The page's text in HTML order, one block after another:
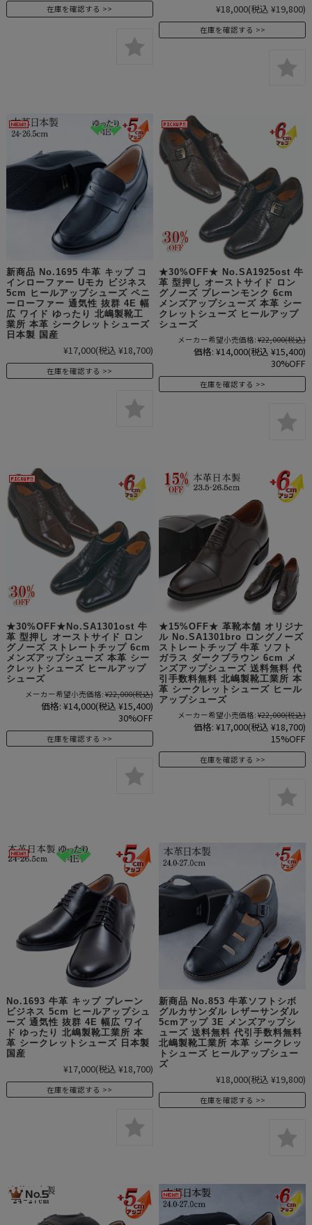
在庫を確認する ¥18,000(税込 ¥19,800)
在庫を確認する
新商品 No.1695 牛革 キップ コ
インローファー Uモカ ビジネス
5cm ヒールアップシューズ ペニ
ーローファー 通気性 抜群 4E 幅
広 ワイド ゆったり 北嶋製靴工
業所 本革 シークレットシューズ
日本製 国産
¥17,000(税込 ¥18,700)
在庫を確認する
★30%OFF★ No.SA1925ost 牛
革 型押し オーストサイド ロン
グノーズ プレーンモンク 6cm
メンズアップシューズ 本革 シー
クレットシューズ ヒールアップ
シューズ
メーカー希望小売価格: ¥22,000(税込)
価格: ¥14,000(税込 ¥15,400)
30%OFF
在庫を確認する
★30%OFF★No.SA1301ost 牛
革 型押し オーストサイド ロン
グノーズ ストレートチップ 6cm
メンズアップシューズ 本革 シー
クレットシューズ ヒールアップ
シューズ
メーカー希望小売価格:¥22,000(税込)
価格: ¥14,000(税込 ¥15,400)
30%OFF
在庫を確認する
★15%OFF★ 革靴本舗 オリジナ
ル No.SA1301bro ロングノーズ
ストレートチップ 牛革 ソフト
ガラス ダークブラウン 6cm メ
ンズアップシューズ 送料無料 代
引手数料無料 北嶋製靴工業所 本
革 シークレットシューズ ヒール
アップシューズ
メーカー希望小売価格: ¥22,000(税込)
価格: ¥17,000(税込 ¥18,700)
15%OFF
在庫を確認する
No.1693 牛革 キップ プレーン
ビジネス 5cm ヒールアップシュ
ーズ 通気性 抜群 4E 幅広 ワイ
ド ゆったり 北嶋製靴工業所 本
革 シークレットシューズ 日本製
国産
¥17,000(税込 ¥18,700)
在庫を確認する
新商品 No.853 牛革ソフトシボ
グルカサンダル レザーサンダル
5cmアップ 3E メンズアップシ
ューズ 送料無料 代引手数料無料
北嶋製靴工業所 本革 シークレッ
トシューズ ヒールアップシュー
ズ
¥18,000(税込 ¥19,800)
在庫を確認する